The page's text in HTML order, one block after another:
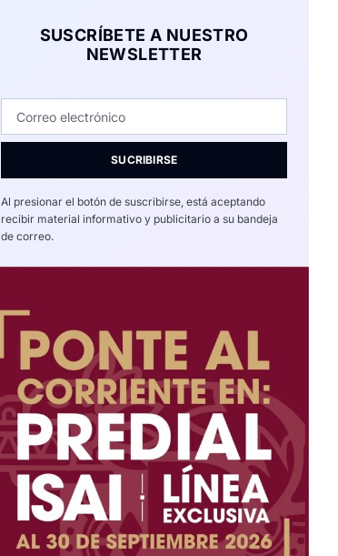
SUSCRÍBETE A NUESTRO
NEWSLETTER
SUCRIBIRSE
Al presionar el botón de suscribirse, está aceptando
recibir material informativo y publicitario a su bandeja
de correo.